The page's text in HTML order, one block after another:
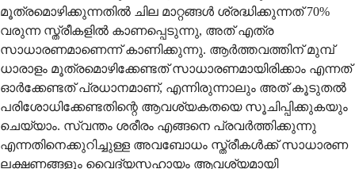
മൂത്രമൊഴിക്കുന്നതിൽ ചില മാറ്റങ്ങൾ ശ്രദ്ധിക്കുന്നത് 70%
വരുന്ന സ്ത്രീകളിൽ കാണപ്പെടുന്നു, അത് എത്ര
സാധാരണമാണെന്ന് കാണിക്കുന്നു. ആർത്തവത്തിന് മുമ്പ്
ധാരാളം മൂത്രമൊഴിക്കേണ്ടത് സാധാരണമായിരിക്കാം എന്നത്
ഓർക്കേണ്ടത് പ്രധാനമാണ്, എന്നിരുന്നാലും അത് കൂടുതൽ
പരിശോധിക്കേണ്ടതിന്റെ ആവശ്യകതയെ സൂചിപ്പിക്കുകയും
ചെയ്യാം. സ്വന്തം ശരീരം എങ്ങനെ പ്രവർത്തിക്കുന്നു
എന്നതിനെക്കുറിച്ചുള്ള അവബോധം സ്ത്രീകൾക്ക് സാധാരണ
ലക്ഷണങ്ങളും വൈദ്യസഹായം ആവശ്യമായി